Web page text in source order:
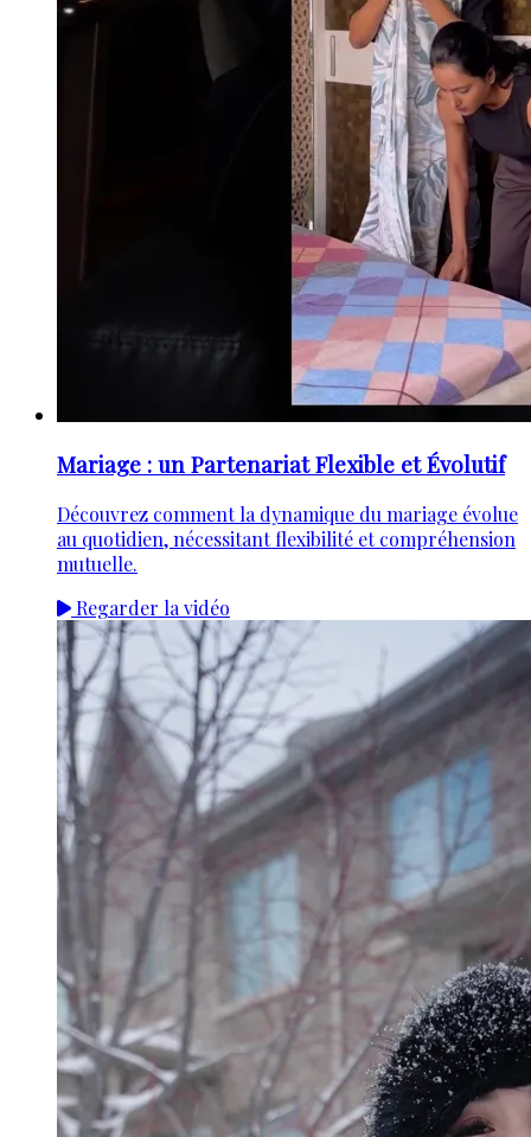
Mariage : un Partenariat Flexible et Évolutif
Découvrez comment la dynamique du mariage évolue
au quotidien, nécessitant flexibilité et compréhension
mutuelle.
Regarder la vidéo